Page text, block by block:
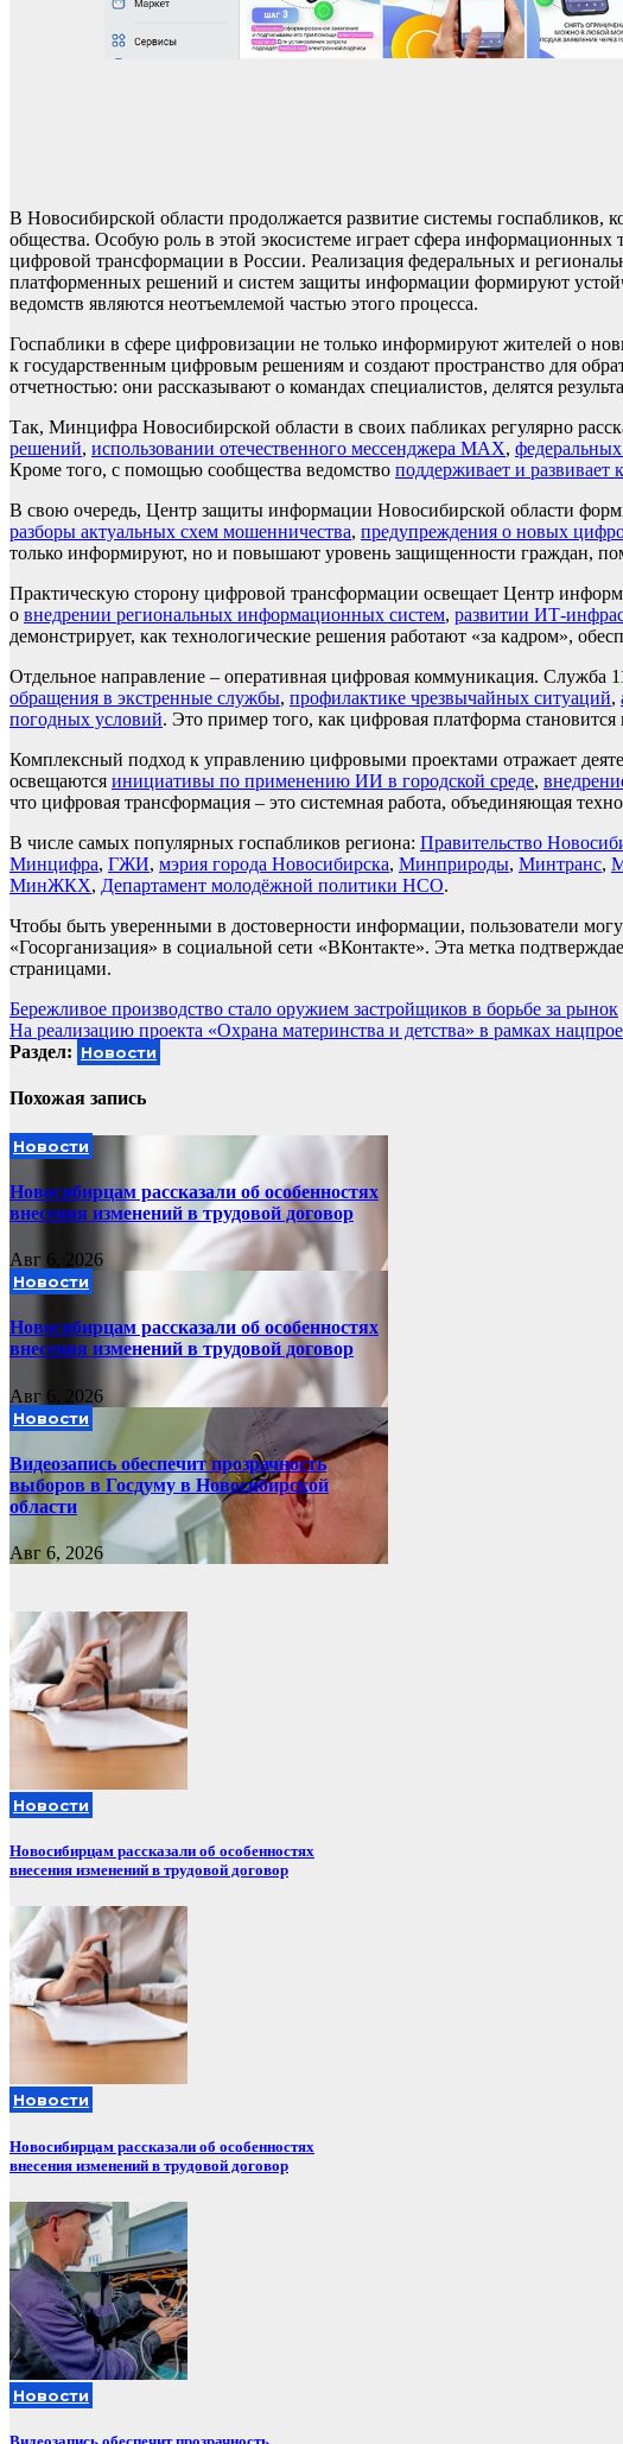
В Новосибирской области продолжается развитие системы
общества. Особую роль в этой экосистеме играет сфера информационных
цифровой трансформации в России. Реализация федеральных и
платформенных решений и систем защиты информации формируют
ведомств являются неотъемлемой частью этого процесса.
Госпаблики в сфере цифровизации не только информируют жителей о
к государственным цифровым решениям и создают пространство для
отчетностью: они рассказывают о командах специалистов, делятся
Так, Минцифра Новосибирской области в своих пабликах регулярно
решений, использовании отечественного мессенджера MAX,
Кроме того, с помощью сообщества ведомство поддерживает и развивает
В свою очередь, Центр защиты информации Новосибирской области
разборы актуальных схем мошенничества, предупреждения о новых
только информируют, но и повышают уровень защищенности граждан,
Практическую сторону цифровой трансформации освещает Центр
о внедрении региональных информационных систем, развитии ИТ-
демонстрирует, как технологические решения работают «за кадром»,
Отдельное направление – оперативная цифровая коммуникация. Служба
обращения в экстренные службы, профилактике чрезвычайных ситуаций,
погодных условий. Это пример того, как цифровая платформа
Комплексный подход к управлению цифровыми проектами отражает
освещаются инициативы по применению ИИ в городской среде,
что цифровая трансформация – это системная работа, объединяющая
В числе самых популярных госпабликов региона: Правительство
Минцифра, ГЖИ, мэрия города Новосибирска, Минприроды, Минтранс,
МинЖКХ, Департамент молодёжной политики НСО.
Чтобы быть уверенными в достоверности информации, пользователи
«Госорганизация» в социальной сети «ВКонтакте». Эта метка
страницами.
Навигация
по
Бережливое производство стало оружием застройщиков в борьбе за рынок
На реализацию проекта «Охрана материнства и детства» в рамках
Раздел: Новости
Похожая запись
Новости
Новосибирцам рассказали об особенностях
внесения изменений в трудовой договор
Авг 6, 2026
Новости
Новосибирцам рассказали об особенностях
внесения изменений в трудовой договор
Авг 6, 2026
Новости
Видеозапись обеспечит прозрачность
выборов в Госдуму в Новосибирской
области
Авг 6, 2026
Новости
Новосибирцам рассказали об особенностях
внесения изменений в трудовой договор
Новости
Новосибирцам рассказали об особенностях
внесения изменений в трудовой договор
Новости